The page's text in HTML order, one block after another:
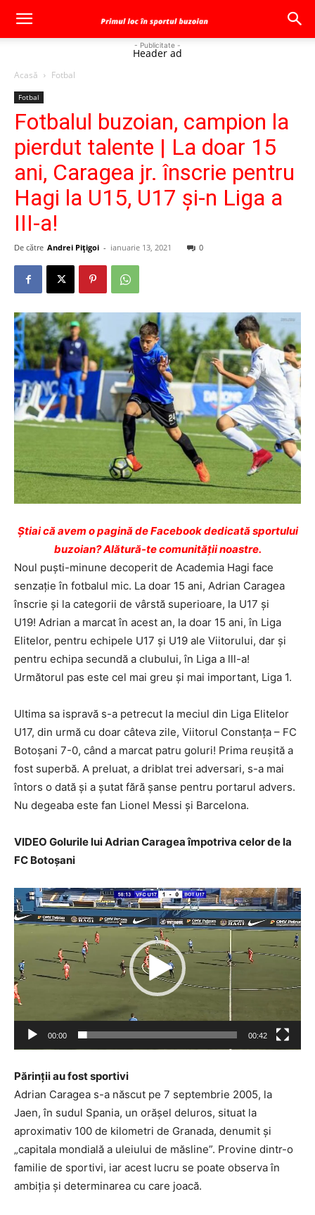
- Publicitate -
Header ad
Acasă Fotbal
Fotbal
Fotbalul buzoian, campion la
pierdut talente | La doar 15
ani, Caragea jr. înscrie pentru
Hagi la U15, U17 şi-n Liga a
III-a!
De către Andrei Pițigoi - ianuarie 13, 2021 0
Ştiai că avem o pagină de Facebook dedicată sportului
buzoian? Alătură-te comunității noastre.
Noul puști-minune decoperit de Academia Hagi face
senzație în fotbalul mic. La doar 15 ani, Adrian Caragea
înscrie și la categorii de vârstă superioare, la U17 și
U19! Adrian a marcat în acest an, la doar 15 ani, în Liga
Elitelor, pentru echipele U17 și U19 ale Viitorului, dar și
pentru echipa secundă a clubului, în Liga a lll-a!
Următorul pas este cel mai greu și mai important, Liga 1.
Ultima sa ispravă s-a petrecut la meciul din Liga Elitelor
U17, din urmă cu doar câteva zile, Viitorul Constanța – FC
Botoșani 7-0, când a marcat patru goluri! Prima reușită a
fost superbă. A preluat, a driblat trei adversari, s-a mai
întors o dată și a șutat fără șanse pentru portarul advers.
Nu degeaba este fan Lionel Messi și Barcelona.
VIDEO Golurile lui Adrian Caragea împotriva celor de la
FC Botoșani
Player
video
00:00 00:42
Părinții au fost sportivi
Adrian Caragea s-a născut pe 7 septembrie 2005, la
Jaen, în sudul Spania, un orășel deluros, situat la
aproximativ 100 de kilometri de Granada, denumit și
„capitala mondială a uleiului de măsline”. Provine dintr-o
familie de sportivi, iar acest lucru se poate observa în
ambiția și determinarea cu care joacă.